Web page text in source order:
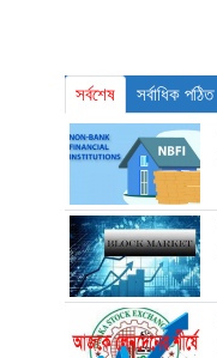
সর্বশেষ সর্বাধিক পঠিত